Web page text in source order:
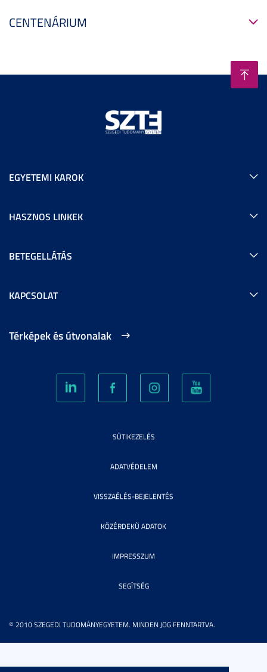
CENTENÁRIUM
EGYETEMI KAROK
HASZNOS LINKEK
BETEGELLÁTÁS
KAPCSOLAT
Térképek és útvonalak
© 2010 SZEGEDI TUDOMÁNYEGYETEM. MINDEN JOG FENNTARTVA.
SÜTIKEZELÉS
ADATVÉDELEM
VISSZAÉLÉS-BEJELENTÉS
KÖZÉRDEKŰ ADATOK
IMPRESSZUM
SEGÍTSÉG